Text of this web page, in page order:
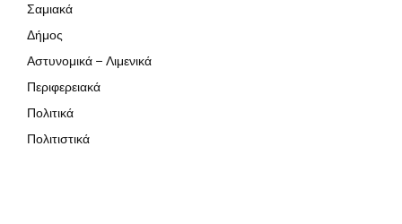
Σαμιακά
Δήμος
Αστυνομικά – Λιμενικά
Περιφερειακά
Πολιτικά
Πολιτιστικά